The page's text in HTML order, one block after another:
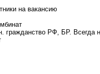
на вакансию
РФ, БР. Всегда